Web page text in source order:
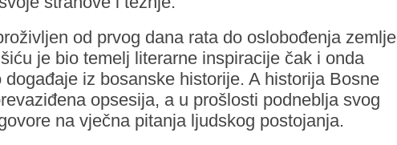
od prvog dana rata do oslobođenja zemlje
je bio temelj literarne inspiracije čak i onda
iz bosanske historije. A historija Bosne
opsesija, a u prošlosti podneblja svog
na vječna pitanja ljudskog postojanja.